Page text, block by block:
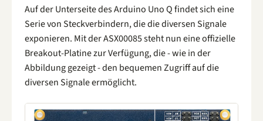
Auf der Unterseite des Arduino Uno Q findet sich eine
Serie von Steckverbindern, die die diversen Signale
exponieren. Mit der ASX00085 steht nun eine offizielle
Breakout-Platine zur Verfügung, die - wie in der
Abbildung gezeigt - den bequemen Zugriff auf die
diversen Signale ermöglicht.